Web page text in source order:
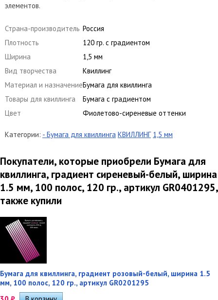
элементов.
Страна-производитель Россия
Плотность
120 гр. с градиентом
Ширина
1,5 мм
Вид творчества
Квиллинг
Материал и назначениеБумага для квиллинга
Товары для квиллинга
Бумага с градиентом
Цвет
Фиолетово-сиреневые оттенки
Категории: - Бумага для квиллинга КВИЛЛИНГ 1,5 мм
Покупатели, которые приобрели Бумага для
квиллинга, градиент сиреневый-белый, ширина
1.5 мм, 100 полос, 120 гр., артикул GR0401295,
также купили
Бумага для квиллинга, градиент розовый-белый, ширина 1.5
мм, 100 полос, 120 гр., артикул GR0201295